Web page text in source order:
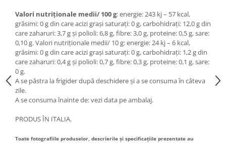
Valori nutriționale medii/ 100 g: energie: 243 kj – 57 kcal,
grăsimi: 0 g din care acizi grași saturați: 0 g, carbohidrați: 12,0 g din
care zaharuri: 3,7 g și polioli: 6,8 g, fibre: 3,0 g, proteine: 0,5 g, sare:
0,10 g. Valori nutriționale medii/ 10 g: energie: 24 kj – 6 kcal,
grăsimi: 0 g din care acizi grași saturați: 0 g, carbohidrați: 1,2 g din
care zaharuri: 0,4 g și polioli: 0,7 g, fibre: 0,3 g, proteine: 0,1 g, sare:
0 g.
A se păstra la frigider după deschidere și a se consuma în câteva
zile.
A se consuma înainte de: vezi data pe ambalaj.
PRODUS ÎN ITALIA.
Toate fotografiile produselor, descrierile și specificațiile prezentate au